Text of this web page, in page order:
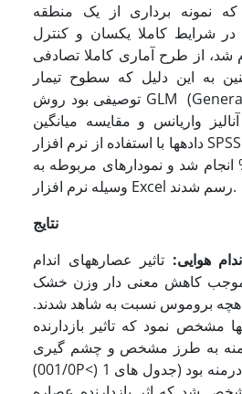
نمونه برداری از یک منطقه
در شرایط کاملا یکسان و کنترل
شد، از طرح آماری کاملا تصادفی
به این دلیل که سطوح تیمار
توصیفی بود روش GLM (General Linear Model)مورد
واریانس و مقایسه میانگین
داده­ها با استفاده از نرم افزار SPSS و آزمون HSD eyTuk
سطح اطمینان 95% انجام شد و نمودارهای مربوطه به
وسیله نرم افزار Excel رسم شدند.
نتایج
هوایی: تاثیر عصاره­های اندام
موجب کاهش معنی دار وزن خشک
بروموس نسبت به شاهد شدند.
مشخص نمود که تاثیر بازدارنده
به طرز مشخص و چشم گیری
(001/0P<) بیشتر از عصاره ریشه درمنه بود (جدول های 1